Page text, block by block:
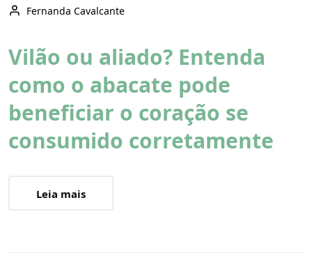
Fernanda Cavalcante
Vilão ou aliado? Entenda
como o abacate pode
beneficiar o coração se
consumido corretamente
Leia mais